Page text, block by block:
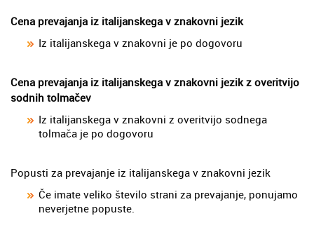
Cena prevajanja iz italijanskega v znakovni jezik
Iz italijanskega v znakovni je po dogovoru
Cena prevajanja iz italijanskega v znakovni jezik z overitvijo
sodnih tolmačev
Iz italijanskega v znakovni z overitvijo sodnega
tolmača je po dogovoru
Popusti za prevajanje iz italijanskega v znakovni jezik
Če imate veliko število strani za prevajanje, ponujamo
neverjetne popuste.